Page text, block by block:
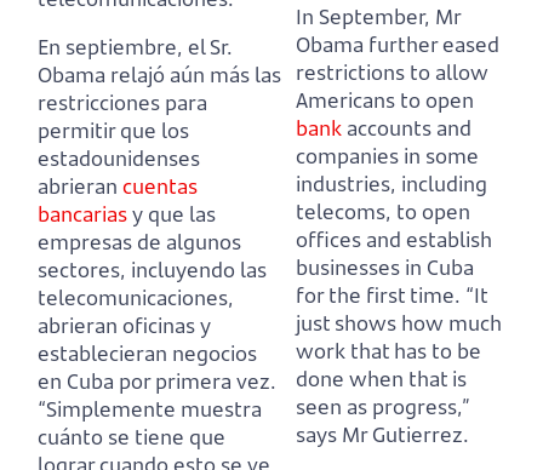
En septiembre, el Sr.
Obama relajó aún más las
restricciones para
permitir que los
estadounidenses
abrieran cuentas
bancariasy que las
empresas de algunos
sectores, incluyendo las
telecomunicaciones,
abrieran oficinas y
establecieran negocios
en Cuba por primera vez.
“Simplemente muestra
cuánto se tiene que
In September, Mr
Obama further eased
restrictions to allow
Americans to open
bank accounts and
companies in some
industries, including
telecoms, to open
offices and establish
businesses in Cuba
for the first time. “It
just shows how much
work that has to be
done when that is
seen as progress,”
says Mr Gutierrez.